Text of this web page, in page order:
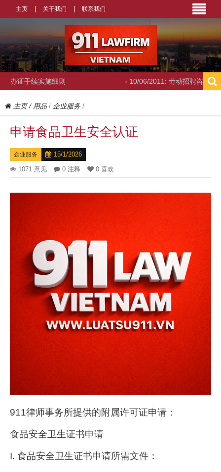
主页 关于我们 联系我们
则 › 10/06/2011: 劳动招聘咨询 ›
主页/ 用品 / 企业服务/
申请食品卫生安全认证
企业服务
15/1/2026
1071 意见
0 注释 0 喜欢
911律师事务所提供的附属许可证申请：
食品安全卫生证书申请
I. 食品安全卫生证书申请所需文件：